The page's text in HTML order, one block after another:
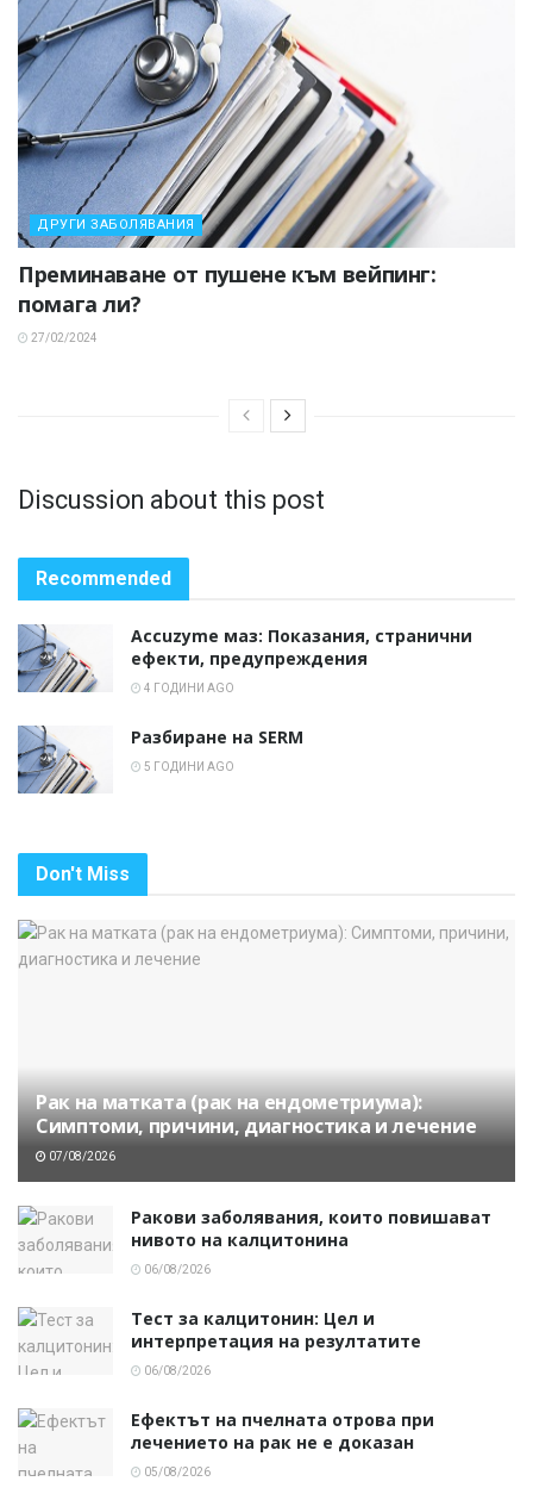
ДРУГИ ЗАБОЛЯВАНИЯ
Преминаване от пушене към вейпинг:
помага ли?
27/02/2024
Discussion about this post
Recommended
Accuzyme маз: Показания, странични
ефекти, предупреждения
4 ГОДИНИ AGO
Разбиране на SERM
5 ГОДИНИ AGO
Don't Miss
Рак на матката (рак на ендометриума):
Симптоми, причини, диагностика и лечение
07/08/2026
Ракови заболявания, които повишават
нивото на калцитонина
06/08/2026
Тест за калцитонин: Цел и
интерпретация на резултатите
06/08/2026
Ефектът на пчелната отрова при
лечението на рак не е доказан
05/08/2026